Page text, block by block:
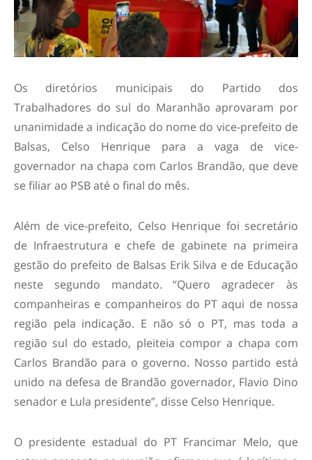
Os diretórios municipais do Partido dos
Trabalhadores do sul do Maranhão aprovaram por
unanimidade a indicação do nome do vice-prefeito de
Balsas, Celso Henrique para a vaga de vice-
governador na chapa com Carlos Brandão, que deve
se filiar ao PSB até o final do mês.
Além de vice-prefeito, Celso Henrique foi secretário
de Infraestrutura e chefe de gabinete na primeira
gestão do prefeito de Balsas Erik Silva e de Educação
neste segundo mandato. “Quero agradecer às
companheiras e companheiros do PT aqui de nossa
região pela indicação. E não só o PT, mas toda a
região sul do estado, pleiteia compor a chapa com
Carlos Brandão para o governo. Nosso partido está
unido na defesa de Brandão governador, Flavio Dino
senador e Lula presidente”, disse Celso Henrique.
O presidente estadual do PT Francimar Melo, que